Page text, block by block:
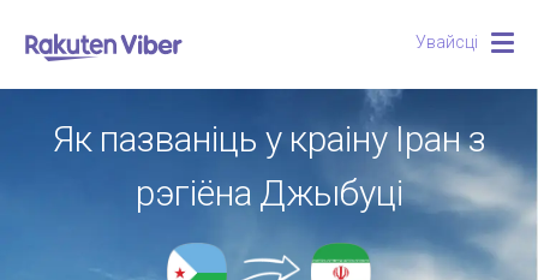
Увайсці
Як пазваніць у краіну Іран з
рэгіёна Джыбуці